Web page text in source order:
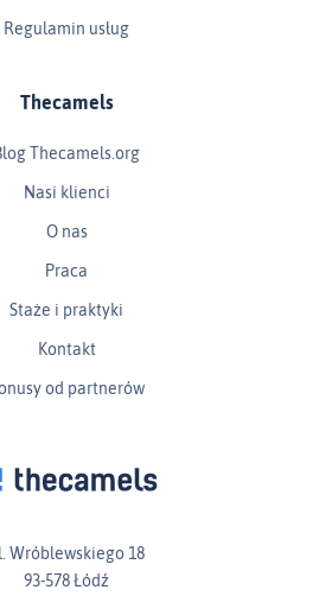
Regulamin usług
Thecamels
Thecamels.org
Nasi klienci
O nas
Praca
Staże i praktyki
Kontakt
od partnerów
Wróblewskiego 18
93-578 Łódź